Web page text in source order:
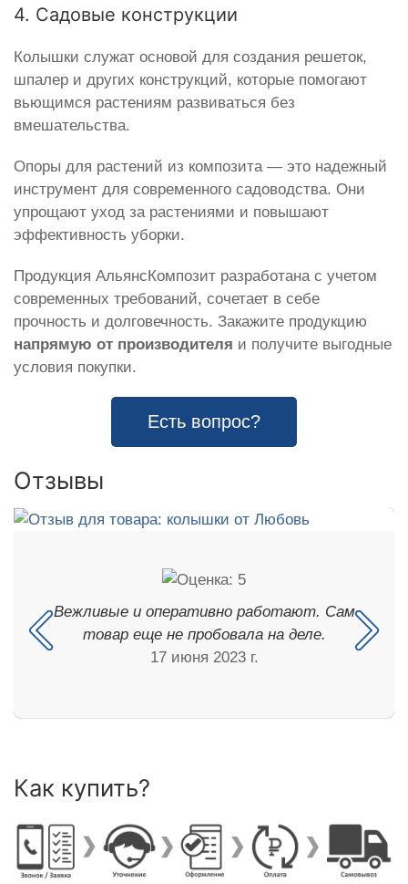
4. Садовые конструкции
Колышки служат основой для создания решеток,
шпалер и других конструкций, которые помогают
вьющимся растениям развиваться без
вмешательства.
Опоры для растений из композита — это надежный
инструмент для современного садоводства. Они
упрощают уход за растениями и повышают
эффективность уборки.
Продукция АльянсКомпозит разработана с учетом
современных требований, сочетает в себе
прочность и долговечность. Закажите продукцию
напрямую от производителя и получите выгодные
условия покупки.
Есть вопрос?
Отзывы
Вежливые и оперативно работают. Сам
товар еще не пробовала на деле.
17 июня 2023 г.
Как купить?